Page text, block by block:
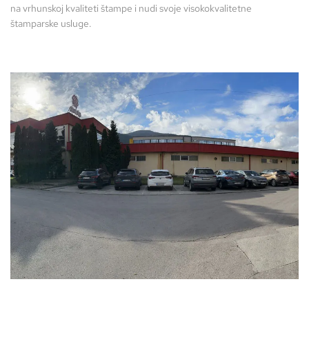
na vrhunskoj kvaliteti štampe i nudi svoje visokokvalitetne
štamparske usluge.